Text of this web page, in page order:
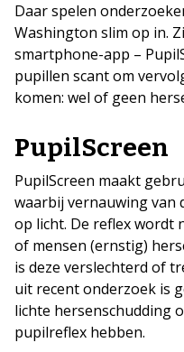
Daar spelen
Washington slim op in.
smartphone-app –
pupillen scant om
komen: wel of geen
PupilScreen
PupilScreen maakt
waarbij vernauwing van
op licht. De reflex wordt
of mensen (ernstig)
is deze verslechterd of
uit recent onderzoek is
lichte hersenschudding
pupilreflex hebben.